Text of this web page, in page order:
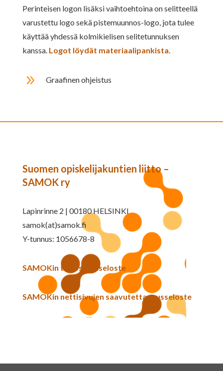
Perinteisen logon lisäksi vaihtoehtoina on selitteellä
varustettu logo sekä pistemuunnos-logo, jota tulee
käyttää yhdessä kolmikielisen selitetunnuksen
kanssa. Logot löydät materiaalipankista.
9 Graafinen ohjeistus
Suomen opiskelijakuntien liitto –
SAMOK ry
Lapinrinne 2 | 00180 HELSINKI
samok(at)samok.fi
Y-tunnus: 1056678-8
SAMOKin tietosuojaseloste
SAMOKin nettisivujen saavutettavuusseloste